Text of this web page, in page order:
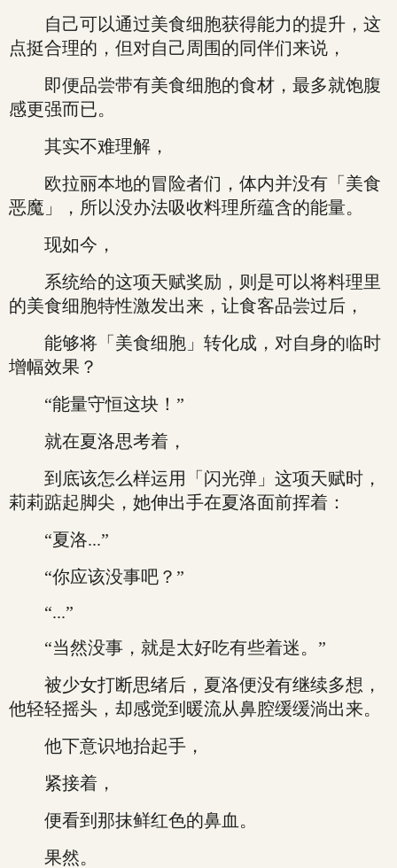
自己可以通过美食细胞获得能力的提升，这
点挺合理的，但对自己周围的同伴们来说，
即便品尝带有美食细胞的食材，最多就饱腹
感更强而已。
其实不难理解，
欧拉丽本地的冒险者们，体内并没有「美食
恶魔」，所以没办法吸收料理所蕴含的能量。
现如今，
系统给的这项天赋奖励，则是可以将料理里
的美食细胞特性激发出来，让食客品尝过后，
能够将「美食细胞」转化成，对自身的临时
增幅效果？
“能量守恒这块！”
就在夏洛思考着，
到底该怎么样运用「闪光弹」这项天赋时，
莉莉踮起脚尖，她伸出手在夏洛面前挥着：
“夏洛...”
“你应该没事吧？”
“...”
“当然没事，就是太好吃有些着迷。”
被少女打断思绪后，夏洛便没有继续多想，
他轻轻摇头，却感觉到暖流从鼻腔缓缓淌出来。
他下意识地抬起手，
紧接着，
便看到那抹鲜红色的鼻血。
果然。